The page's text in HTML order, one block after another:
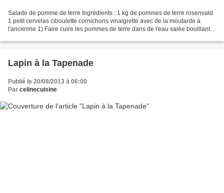
Salade de pomme de terre Ingrédients : 1 kg de pommes de terre rosenvald
1 petit cervelas ciboulette cornichons vinaigrette avec de la moutarde à
l'ancienne 1) Faire cuire les pommes de terre dans de l'eau salée bouillante
Lapin à la Tapenade
Publié le 20/08/2013 à 06:00
Par celinecuisine